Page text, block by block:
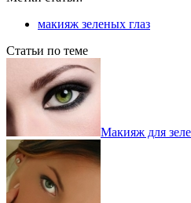
макияж зеленых глаз
Статьи по теме
Макияж для